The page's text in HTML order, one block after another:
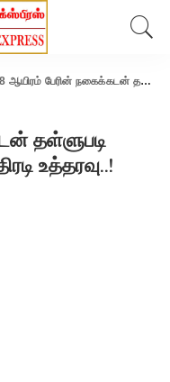
பேரின் நகைக்கடன் தள்ளுபடி ரத்து… கூட்டுறவுத்துறை அதிரடி உத்தரவு..!
தள்ளுபடி
உத்தரவு..!